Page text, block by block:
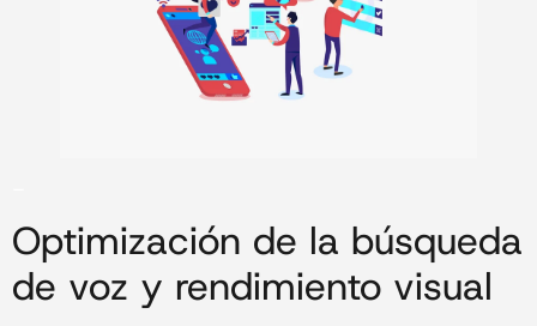
Optimización de la búsqueda
de voz y rendimiento visual